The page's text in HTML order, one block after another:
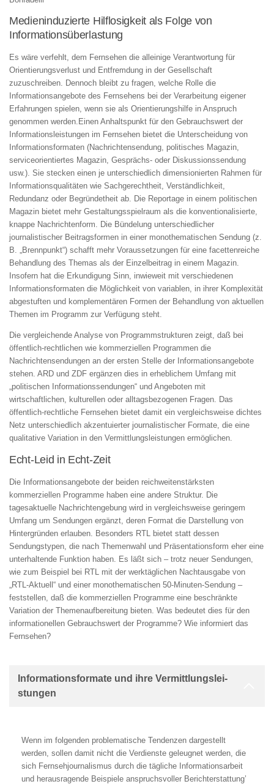
Medienin­duzierte Hilflosig­keit als Folge von
Informationsüberla­stung
Es wäre verfehlt, dem Fernsehen die alleinige Verantwortung für
Orientierungsverlust und Entfremdung in der Gesellschaft
zuzuschreiben. Dennoch bleibt zu fragen, welche Rolle die
Informationsangebote des Fernsehens bei der Verarbeitung eigener
Erfahrungen spielen, wenn sie als Orientierungshilfe in Anspruch
genommen werden.Einen Anhaltspunkt für den Gebrauchswert der
Informationsleistungen im Fernsehen bietet die Unterscheidung von
Informationsformaten (Nachrichtensendung, politisches Magazin,
serviceorientiertes Magazin, Gesprächs- oder Diskussionssendung
usw.). Sie stecken einen je unterschiedlich dimensionierten Rahmen für
Informationsqualitäten wie Sachgerechtheit, Verständlichkeit,
Redundanz oder Begründetheit ab. Die Reportage in einem politischen
Magazin bietet mehr Gestaltungsspielraum als die konventionalisierte,
knappe Nachrichtenform. Die Bündelung unterschiedlicher
journalistischer Beitragsformen in einer monothematischen Sendung (z.
B. „Brennpunkt“) schafft mehr Voraussetzungen für eine facettenreiche
Behandlung des Themas als der Einzelbeitrag in einem Magazin.
Insofern hat die Erkundigung Sinn, inwieweit mit verschiedenen
Informationsformaten die Möglichkeit von variablen, in ihrer Komplexität
abgestuften und komplementären Formen der Behandlung von aktuellen
Themen im Programm zur Verfügung steht.
Die vergleichende Analyse von Programmstrukturen zeigt, daß bei
öffentlich-rechtlichen wie kommerziellen Programmen die
Nachrichtensendungen an der ersten Stelle der Informationsangebote
stehen. ARD und ZDF ergänzen dies in erheblichem Umfang mit
„politischen Informationssendungen“ und Angeboten mit
wirtschaftlichen, kulturellen oder alltagsbezogenen Fragen. Das
öffentlich-rechtliche Fernsehen bietet damit ein vergleichsweise dichtes
Netz unterschiedlich akzentuierter journalistischer Formate, die eine
qualitative Variation in den Vermittlungsleistungen ermöglichen.
Echt-Leid in Echt-Zeit
Die Informationsangebote der beiden reichweitenstärksten
kommerziellen Programme haben eine andere Struktur. Die
tagesaktuelle Nachrichtengebung wird in vergleichsweise geringem
Umfang um Sendungen ergänzt, deren Format die Darstellung von
Hintergründen erlauben. Besonders RTL bietet statt dessen
Sendungstypen, die nach Themenwahl und Präsentationsform eher eine
unterhaltende Funktion haben. Es läßt sich – trotz neuer Sendungen,
wie zum Beispiel bei RTL mit der werktäglichen Nachtausgabe von
„RTL-Aktuell“ und einer monothematischen 50-Minuten-Sendung –
feststellen, daß die kommerziellen Programme eine beschränkte
Variation der Themenaufbereitung bieten. Was bedeutet dies für den
informationellen Gebrauchs­wert der Programme? Wie informiert das
Fernsehen?
Informa­tionsforma­te und ihre Vermittlungslei­
stungen
Wenn im folgenden problematische Tendenzen dargestellt
werden, sollen damit nicht die Verdienste geleugnet werden, die
sich Fernsehjournalismus durch die tägliche Informationsarbeit
und herausragende Beispiele anspruchsvoller Berichterstattung’